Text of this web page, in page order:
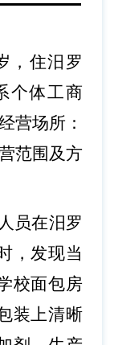
，住汨罗
个体工商
营场所：
范围及方
员在汨罗
，发现当
校面包房
装上清晰